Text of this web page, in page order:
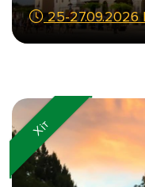
25-27.09.2026
Хіт